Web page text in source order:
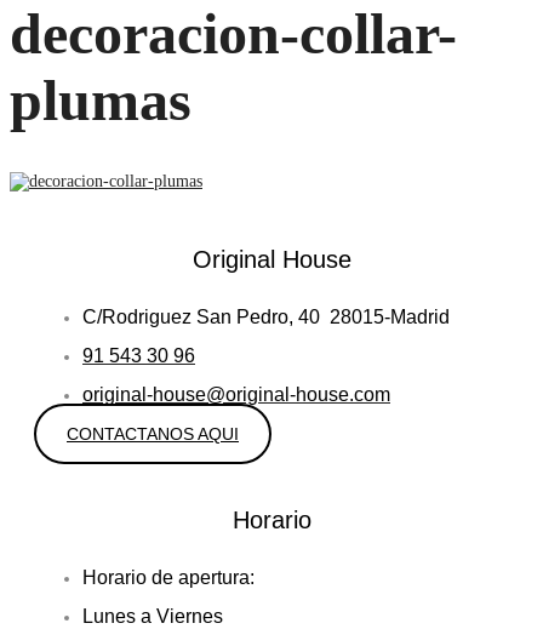
decoracion-collar-
plumas
Original House
C/Rodriguez San Pedro, 40 28015-Madrid
91 543 30 96
original-house@original-house.com
CONTACTANOS AQUI
Horario
Horario de apertura:
Lunes a Viernes